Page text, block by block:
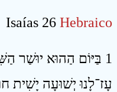
Isaías 26 Hebraico
1 בַּיּוֹם הַהוּא יוּשַׁר
עָז־לָנוּ יְשׁוּעָה יָשִׁית